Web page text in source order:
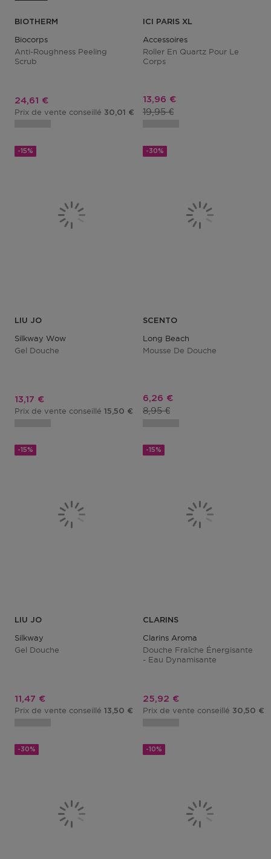
BIOTHERM
Biocorps
Anti-Roughness Peeling
Scrub
Prix promotionnel
24,61 €
Prix de vente conseillé 30,01 €
ICI PARIS XL
Accessoires
Roller En Quartz Pour Le
Corps
Prix promotionnel
13,96 €
Prix du produit
19,95 €
-15%
LIU JO
Silkway Wow
Gel Douche
Prix promotionnel
13,17 €
Prix de vente conseillé 15,50 €
-30%
SCENTO
Long Beach
Mousse De Douche
Prix promotionnel
6,26 €
Prix du produit
8,95 €
-15%
LIU JO
Silkway
Gel Douche
Prix promotionnel
11,47 €
Prix de vente conseillé 13,50 €
-15%
CLARINS
Clarins Aroma
Douche Fraîche Énergisante
- Eau Dynamisante
Prix promotionnel
25,92 €
Prix de vente conseillé 30,50 €
-30% -10%